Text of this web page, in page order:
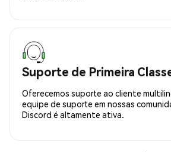
Suporte de Primeira
Oferecemos suporte ao cliente
equipe de suporte em nossas
Discord é altamente ativa.